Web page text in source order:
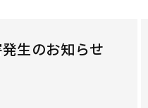
生のお知らせ